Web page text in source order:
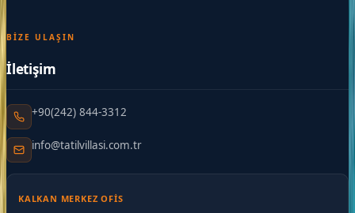
BIZE ULAŞIN
İletişim
+90(242) 844-3312
info@tatilvillasi.com.tr
KALKAN MERKEZ OFIS